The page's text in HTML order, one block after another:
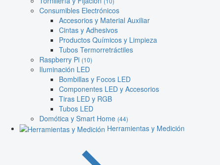
Consumibles Electrónicos
Accesorios y Material Auxiliar
Cintas y Adhesivos
Productos Químicos y Limpieza
Tubos Termorretráctiles
Raspberry Pi (10)
Iluminación LED
Bombillas y Focos LED
Componentes LED y Accesorios
Tiras LED y RGB
Tubos LED
Domótica y Smart Home (44)
Herramientas y Medición